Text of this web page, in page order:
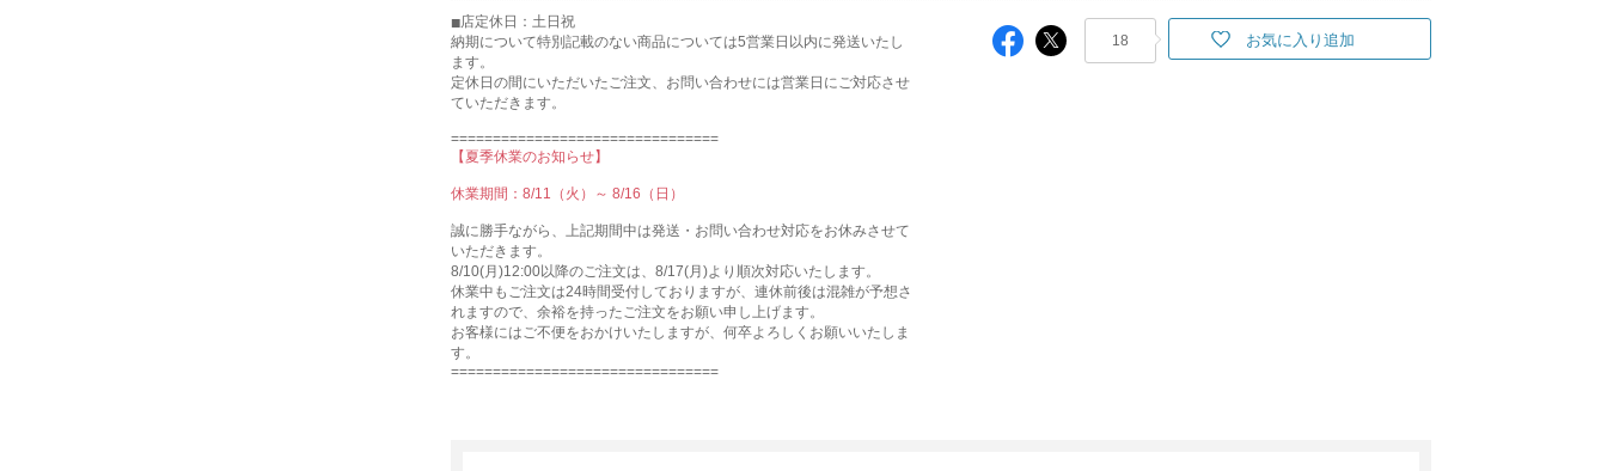
店定休日：土日祝
納期について特別記載のない商品については5営業日以内に発送いたし
ます。
定休日の間にいただいたご注文、お問い合わせには営業日にご対応させ
ていただきます。
================================
【夏季休業のお知らせ】
休業期間：8/11（火）～ 8/16（日）
誠に勝手ながら、上記期間中は発送・お問い合わせ対応をお休みさせて
いただきます。
8/10(月)12:00以降のご注文は、8/17(月)より順次対応いたします。
休業中もご注文は24時間受付しておりますが、連休前後は混雑が予想さ
れますので、余裕を持ったご注文をお願い申し上げます。
お客様にはご不便をおかけいたしますが、何卒よろしくお願いいたしま
す。
================================
18 お気に入り追加